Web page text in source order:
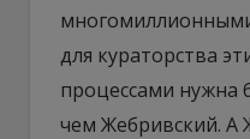
для кураторства
процессами нужна
чем Жебривский. А